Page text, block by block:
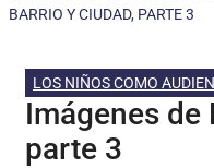
BARRIO Y CIUDAD, PARTE 3
LOS NIÑOS COMO
Imágenes de
parte 3